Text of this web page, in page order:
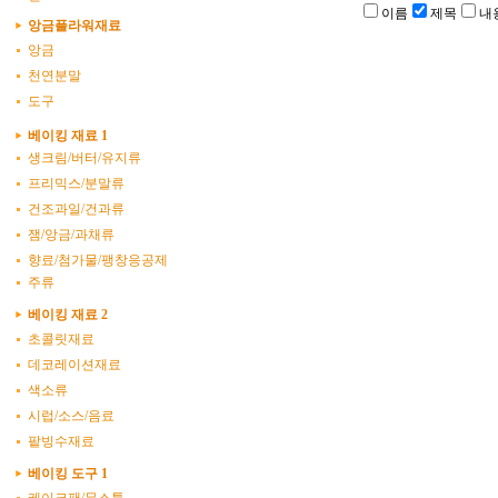
앙금플라워재료
앙금
천연분말
도구
베이킹 재료 1
생크림/버터/유지류
프리믹스/분말류
건조과일/건과류
잼/앙금/과채류
향료/첨가물/팽창응공제
주류
베이킹 재료 2
초콜릿재료
데코레이션재료
색소류
시럽/소스/음료
팥빙수재료
베이킹 도구 1
이름 제목